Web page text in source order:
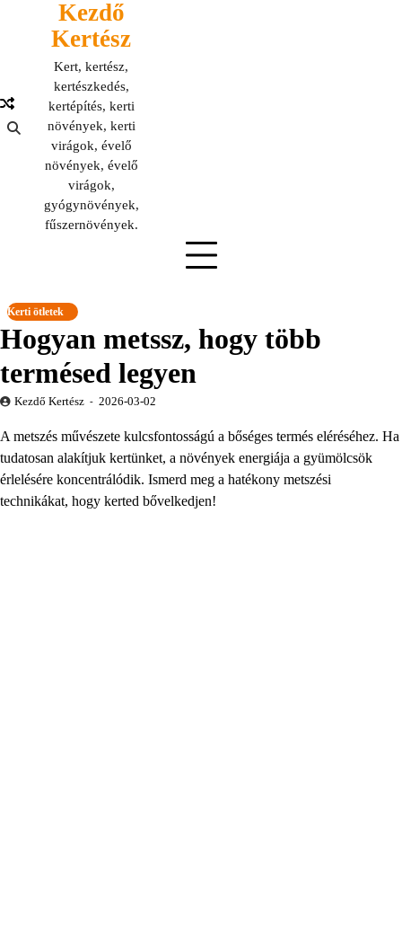
Kezdő
Kertész
Kert, kertész,
kertészkedés,
kertépítés, kerti
növények, kerti
virágok, évelő
növények, évelő
virágok,
gyógynövények,
fűszernövények.
Kerti ötletek
Hogyan metssz, hogy több
termésed legyen
Kezdő Kertész 2026-03-02
A metszés művészete kulcsfontosságú a bőséges termés eléréséhez. Ha
tudatosan alakítjuk kertünket, a növények energiája a gyümölcsök
érlelésére koncentrálódik. Ismerd meg a hatékony metszési
technikákat, hogy kerted bővelkedjen!